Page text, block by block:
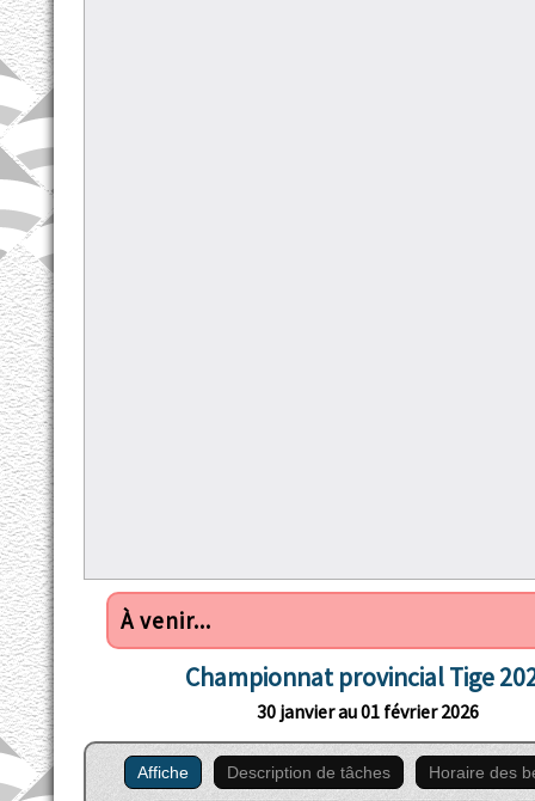
À venir...
Championnat provincial Tige
30 janvier au 01 février 2026
Affiche Description de tâches Horaire des